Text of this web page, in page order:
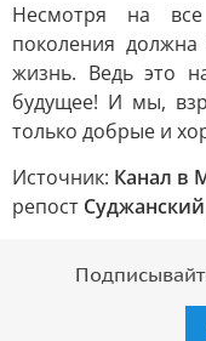
Несмотря на
поколения
жизнь. Ведь это
будущее! И мы,
только добрые и
Источник: Канал в
репост